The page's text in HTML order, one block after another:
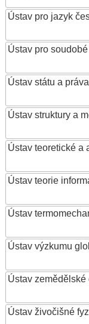
Ústav pro jazyk
Ústav pro
Ústav státu a
Ústav struktury a
Ústav teoretické a
Ústav teorie
Ústav
Ústav výzkumu
Ústav
Ústav živočišné